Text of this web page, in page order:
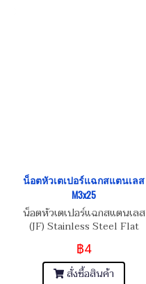
น็อตหัวเตเปอร์แฉกสแตนเลส
M3x25
น็อตหัวเตเปอร์แฉกสแตนเลส
(JF) Stainless Steel Flat
Phillip Taper Head Screw
M3x0.5x25
฿4
สั่งซื้อสินค้า